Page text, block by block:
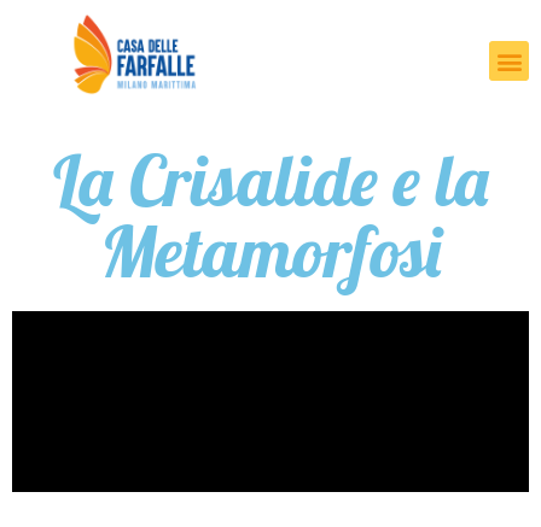
La Crisalide e la
Metamorfosi